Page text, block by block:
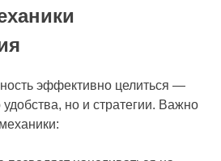
эффективно целиться —
удобства, но и стратегии. Важно